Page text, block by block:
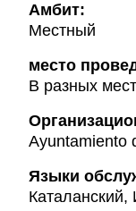
Амбит:
Местный
место
В разных
Ayuntamiento
Языки
Каталанский,